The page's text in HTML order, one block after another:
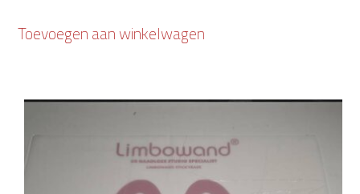
Toevoegen aan winkelwagen